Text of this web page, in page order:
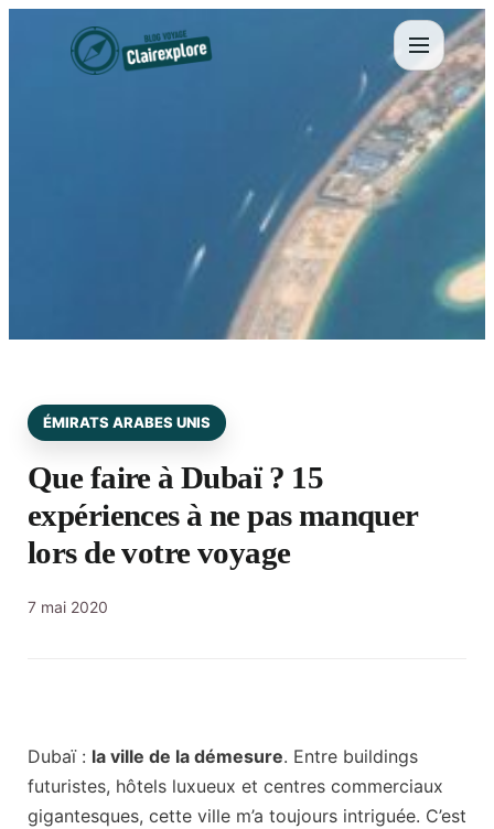
ÉMIRATS ARABES UNIS
Que faire à Dubaï ? 15
expériences à ne pas manquer
lors de votre voyage
7 mai 2020
Dubaï : la ville de la démesure. Entre buildings
futuristes, hôtels luxueux et centres commerciaux
gigantesques, cette ville m’a toujours intriguée. C’est